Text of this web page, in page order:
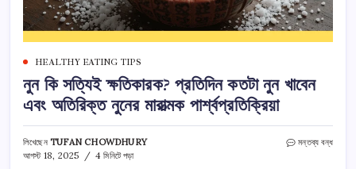
HEALTHY EATING TIPS
নুন কি সত্যিই ক্ষতিকারক? প্রতিদিন কতটা নুন খাবেন
এবং অতিরিক্ত নুনের মারাত্মক পার্শ্বপ্রতিক্রিয়া
লিখেছেন TUFAN CHOWDHURY
আগস্ট 18, 2025
4 মিনিটে পড়া
নুন
মন্তব্য বন্ধ